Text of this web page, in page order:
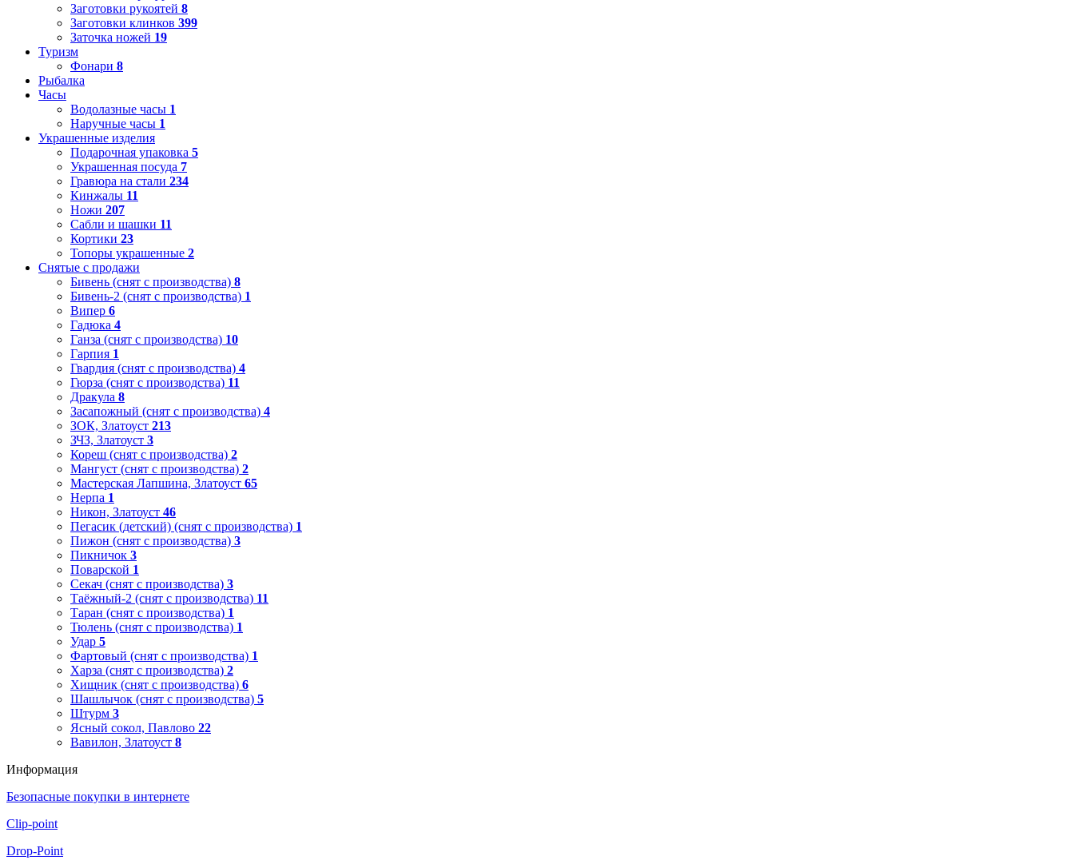
Заготовки рукоятей 8
Заготовки клинков 399
Заточка ножей 19
Туризм
Фонари 8
Рыбалка
Часы
Водолазные часы 1
Наручные часы 1
Украшенные изделия
Подарочная упаковка 5
Украшенная посуда 7
Гравюра на стали 234
Кинжалы 11
Ножи 207
Сабли и шашки 11
Кортики 23
Топоры украшенные 2
Снятые с продажи
Бивень (снят с производства) 8
Бивень-2 (снят с производства) 1
Випер 6
Гадюка 4
Ганза (снят с производства) 10
Гарпия 1
Гвардия (снят с производства) 4
Гюрза (снят с производства) 11
Дракула 8
Засапожный (снят с производства) 4
ЗОК, Златоуст 213
ЗЧЗ, Златоуст 3
Кореш (снят с производства) 2
Мангуст (снят с производства) 2
Мастерская Лапшина, Златоуст 65
Нерпа 1
Никон, Златоуст 46
Пегасик (детский) (снят с производства) 1
Пижон (снят с производства) 3
Пикничок 3
Поварской 1
Секач (снят с производства) 3
Таёжный-2 (снят с производства) 11
Таран (снят с производства) 1
Тюлень (снят с производства) 1
Удар 5
Фартовый (снят с производства) 1
Харза (снят с производства) 2
Хищник (снят с производства) 6
Шашлычок (снят с производства) 5
Штурм 3
Ясный сокол, Павлово 22
Вавилон, Златоуст 8
Информация
Безопасные покупки в интернете
Clip-point
Drop-Point